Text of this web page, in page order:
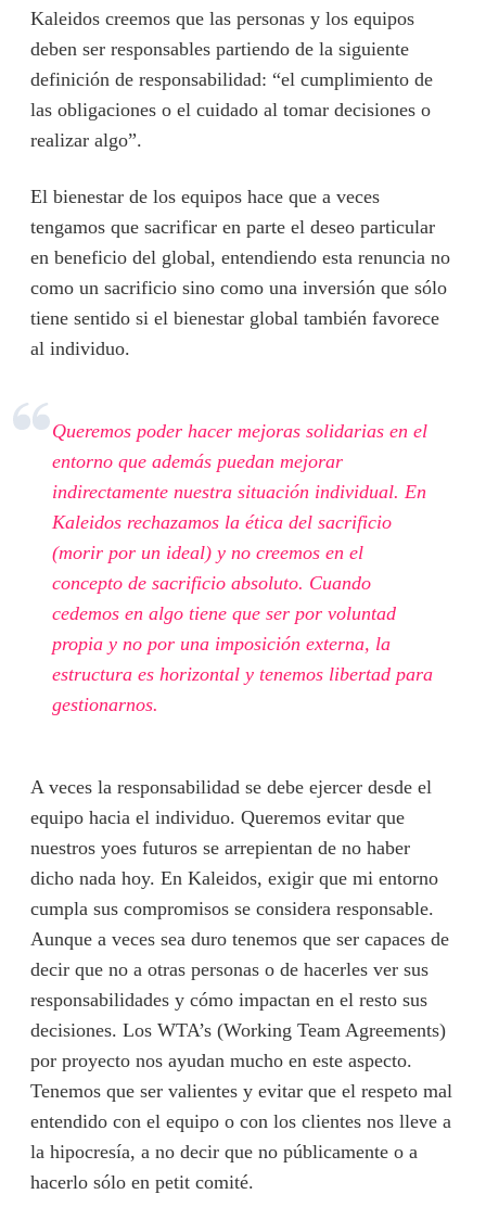
Kaleidos creemos que las personas y los equipos
deben ser responsables partiendo de la siguiente
definición de responsabilidad: “el cumplimiento de
las obligaciones o el cuidado al tomar decisiones o
realizar algo”.
El bienestar de los equipos hace que a veces
tengamos que sacrificar en parte el deseo particular
en beneficio del global, entendiendo esta renuncia no
como un sacrificio sino como una inversión que sólo
tiene sentido si el bienestar global también favorece
al individuo.
Queremos poder hacer mejoras solidarias en el
entorno que además puedan mejorar
indirectamente nuestra situación individual. En
Kaleidos rechazamos la ética del sacrificio
(morir por un ideal) y no creemos en el
concepto de sacrificio absoluto. Cuando
cedemos en algo tiene que ser por voluntad
propia y no por una imposición externa, la
estructura es horizontal y tenemos libertad para
gestionarnos.
A veces la responsabilidad se debe ejercer desde el
equipo hacia el individuo. Queremos evitar que
nuestros yoes futuros se arrepientan de no haber
dicho nada hoy. En Kaleidos, exigir que mi entorno
cumpla sus compromisos se considera responsable.
Aunque a veces sea duro tenemos que ser capaces de
decir que no a otras personas o de hacerles ver sus
responsabilidades y cómo impactan en el resto sus
decisiones. Los WTA’s (Working Team Agreements)
por proyecto nos ayudan mucho en este aspecto.
Tenemos que ser valientes y evitar que el respeto mal
entendido con el equipo o con los clientes nos lleve a
la hipocresía, a no decir que no públicamente o a
hacerlo sólo en petit comité.